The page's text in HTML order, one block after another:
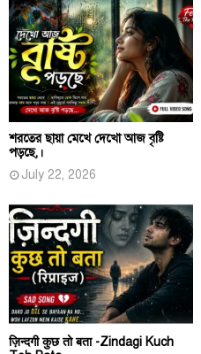
শরতের ছায়া মেখে দেখো আজ বৃষ্টি
পড়ছে,।
July 22, 2026
ज़िन्दगी कुछ तो बता -Zindagi Kuch